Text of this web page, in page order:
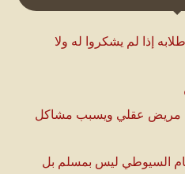
إذا لم يشكروا له ولا
مريض عقلي ويسبب مشاكل
السيوطي ليس بمسلم بل